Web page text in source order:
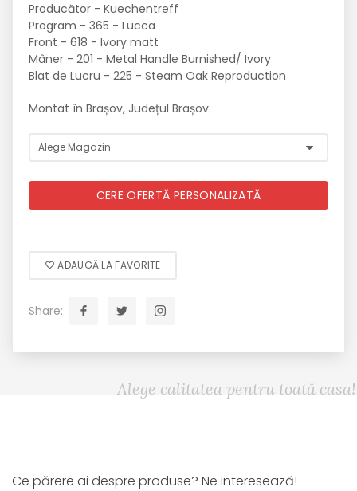
Producător - Kuechentreff
Program - 365 - Lucca
Front - 618 - Ivory matt
Mâner - 201 - Metal Handle Burnished/ Ivory
Blat de Lucru - 225 - Steam Oak Reproduction
Montat în Brașov, Județul Brașov.
CERE OFERTĂ PERSONALIZATĂ
ADAUGĂ LA FAVORITE
Share:
Alege calitatea pentru toată casa!
Ce părere ai despre produse? Ne interesează!